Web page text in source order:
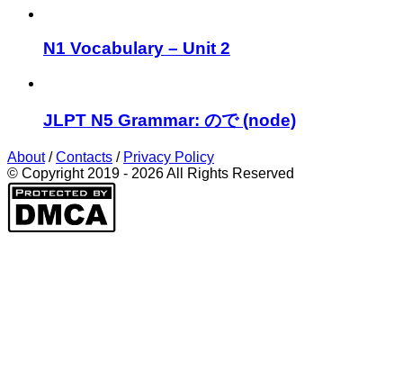
N1 Vocabulary – Unit 2
JLPT N5 Grammar: ので (node)
About/Contacts / Privacy Policy
© Copyright 2019 - 2026 All Rights Reserved